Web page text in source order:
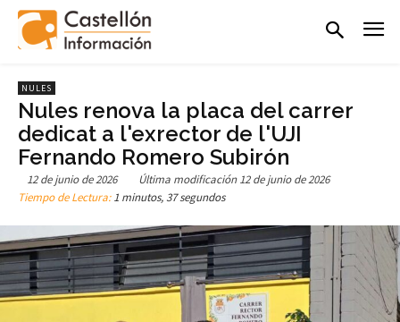
NULES
Nules renova la placa del carrer
dedicat a l'exrector de l'UJI
Fernando Romero Subirón
12 de junio de 2026 Última modificación 12 de junio de 2026
Tiempo de Lectura:1 minutos, 37 segundos